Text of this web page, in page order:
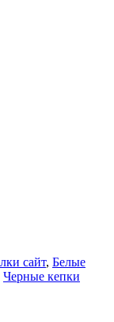
сайт, Белые
Черные кепки